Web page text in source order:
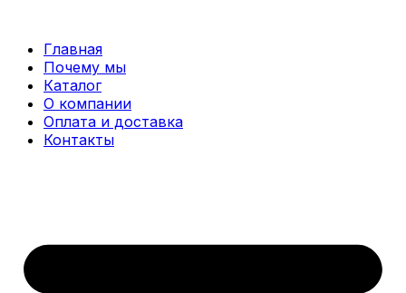
содержимому
Главная
Почему мы
Каталог
О компании
Оплата и доставка
Контакты